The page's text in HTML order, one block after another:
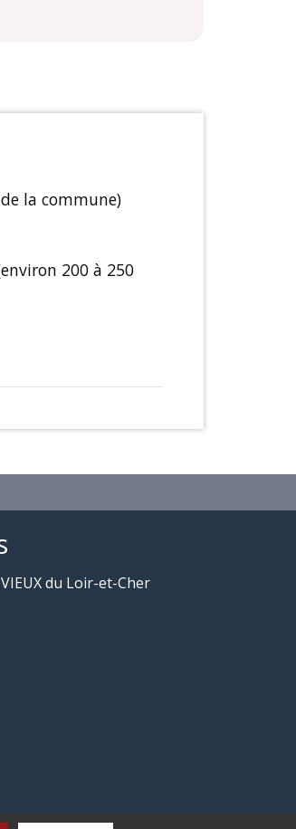
la commune)
200 à 250
du Loir-et-Cher